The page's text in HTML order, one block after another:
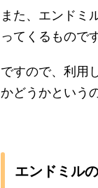
また、エンドミ
ってくるものです
ですので、利用
かどうかという
エンドミル